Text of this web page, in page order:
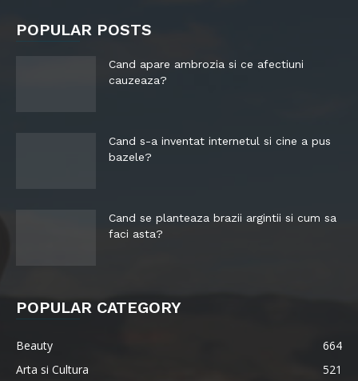
POPULAR POSTS
Cand apare ambrozia si ce afectiuni
cauzeaza?
Cand s-a inventat internetul si cine a pus
bazele?
Cand se planteaza brazii argintii si cum sa
faci asta?
POPULAR CATEGORY
Beauty
664
Arta si Cultura
521